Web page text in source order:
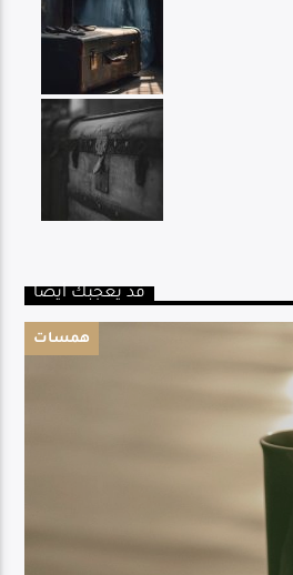
قد يعجبك أيضا
همسات